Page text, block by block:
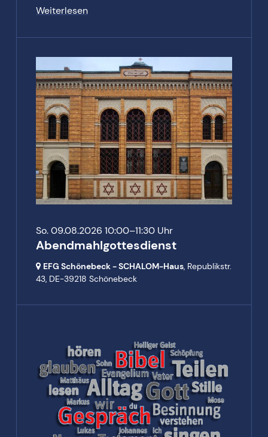
Weiterlesen
So. 09.08.2026 10:00–11:30 Uhr
Abendmahlgottesdienst
EFG Schönebeck - SCHALOM-Haus, Republikstr.
43, DE-39218 Schönebeck